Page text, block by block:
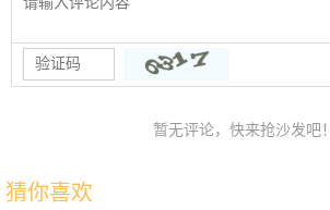
暂无评论，快来抢沙发吧！
猜你喜欢